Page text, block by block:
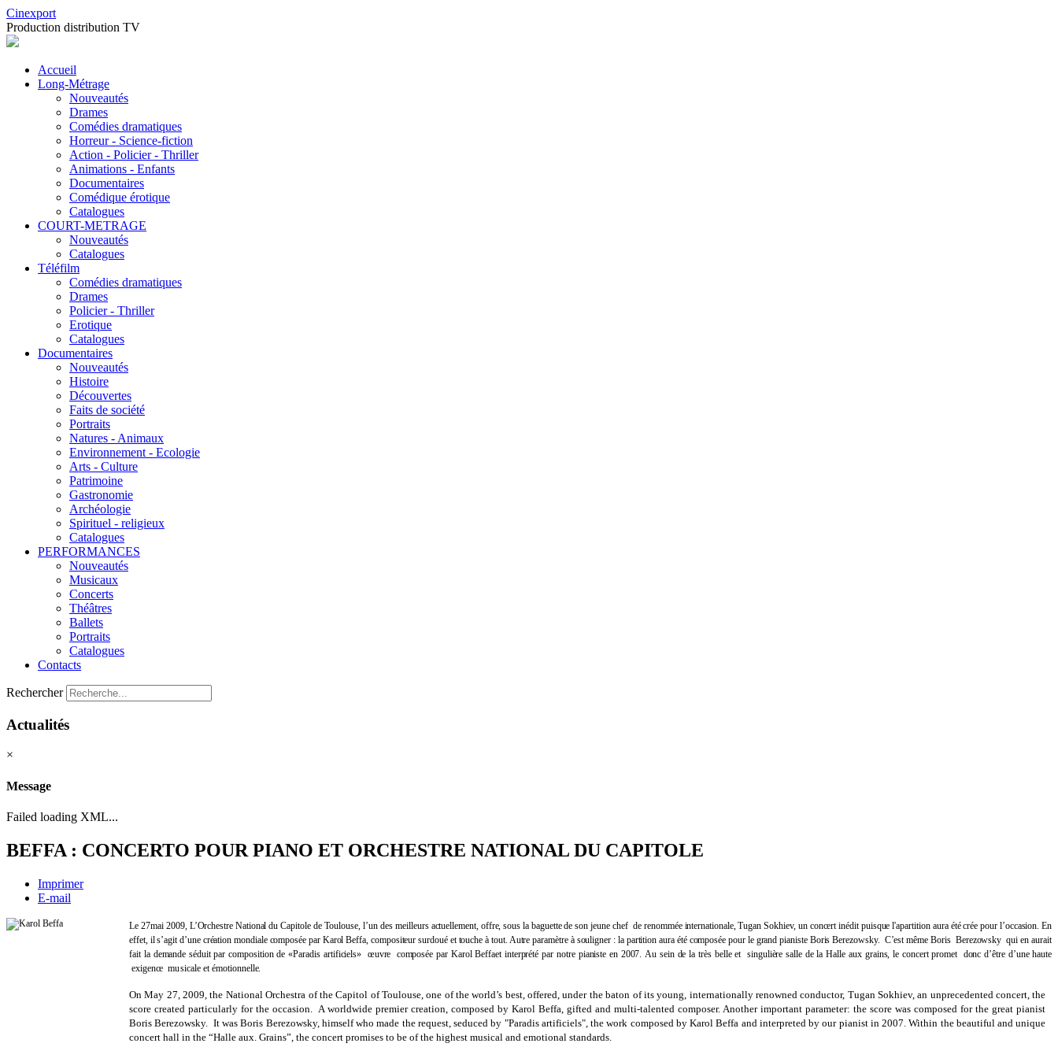
Cinexport
Production distribution TV
Accueil
Long-Métrage
Nouveautés
Drames
Comédies dramatiques
Horreur - Science-fiction
Action - Policier - Thriller
Animations - Enfants
Documentaires
Comédique érotique
Catalogues
COURT-METRAGE
Nouveautés
Catalogues
Téléfilm
Comédies dramatiques
Drames
Policier - Thriller
Erotique
Catalogues
Documentaires
Nouveautés
Histoire
Découvertes
Faits de société
Portraits
Natures - Animaux
Environnement - Ecologie
Arts - Culture
Patrimoine
Gastronomie
Archéologie
Spirituel - religieux
Catalogues
PERFORMANCES
Nouveautés
Musicaux
Concerts
Théâtres
Ballets
Portraits
Catalogues
Contacts
Rechercher
Actualités
×
Message
Failed loading XML...
BEFFA : CONCERTO POUR PIANO ET ORCHESTRE NATIONAL DU CAPITOLE
Imprimer
E-mail
Le27mai 2009, L’Orchestre National duCapitole de Toulouse, l’un des meilleurs actuellement, offre, sous la baguettedesonjeunechef de renommée internationale, Tugan Sokhiev, un concert inédit puisque l'apartition aura étécrée pour l’occasion. En
effet, il s’agit d’une création mondiale composée par Karol Beffa, compositeur surdoué et touche à tout. Autre paramètre à souligner : la partition aura été composée pour le grand pianiste Boris Berezowsky. C’estmêmeBoris Berezowskyqui en aurait
fait la demande séduitparcompositionde «Paradis artificiels» œuvre composée par KarolBeffaet interprété par notre pianiste en 2007. Au sein dela très belleet singulièresalle de la Halle aux grains, leconcertpromet doncd’être d’unehaute
exigencemusicaleetémotionnelle.
On May 27, 2009, the National Orchestra of the Capitol of Toulouse, one of the world’s best, offered, under the baton of its young, internationally renowned conductor, Tugan Sokhiev, an unprecedented concert, the
score created particularly for the occasion. A worldwide premier creation, composed by Karol Beffa, gifted and multi-talented composer. Another important parameter: the score was composed for the great pianist
Boris Berezowsky. It was Boris Berezowsky, himself who made the request, seduced by "Paradis artificiels", the work composed by Karol Beffa and interpreted by our pianist in 2007. Within the beautiful and unique
concert hall in the “Halle aux. Grains”, the concert promises to be of the highest musical and emotional standards.